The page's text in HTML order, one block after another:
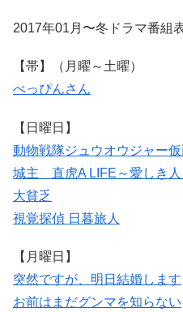
2017年01月〜冬ドラマ番組
【帯】（月曜～土曜）
べっぴんさん
【日曜日】
動物戦隊ジュウオウジャー
城主 直虎A LIFE～愛しき人
大貧乏
視覚探偵 日暮旅人
【月曜日】
突然ですが、明日結婚します
お前はまだグンマを知らない